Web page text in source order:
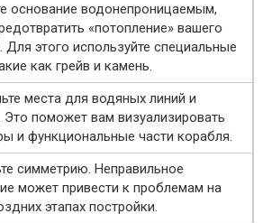
основание водонепроницаемым,
«потопление» вашего
Для этого используйте специальные
как грейв и камень.
места для водяных линий и
Это поможет вам визуализировать
и функциональные части корабля.
симметрию. Неправильное
может привести к проблемам на
этапах постройки.